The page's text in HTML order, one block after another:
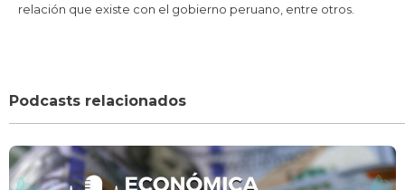
relación que existe con el gobierno peruano, entre otros.
Podcasts relacionados